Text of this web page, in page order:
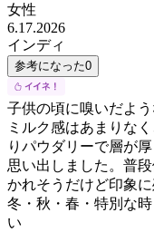
女性
6.17.2026
インディ
参考になった0
子供の頃に嗅いだよう
ミルク感はあまりな
りパウダリーで層が
思い出しました。普
かれそうだけど印象に
冬・秋・春・特別な
い